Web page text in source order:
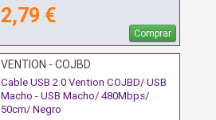
2,79 €
Comprar
VENTION - COJBD
Cable USB 2.0 Vention COJBD/ USB
Macho - USB Macho/ 480Mbps/
50cm/ Negro